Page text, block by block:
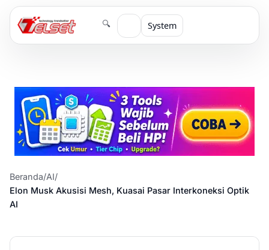
🔍 System
Beranda/AI/
Elon Musk Akusisi Mesh, Kuasai Pasar Interkoneksi Optik
AI